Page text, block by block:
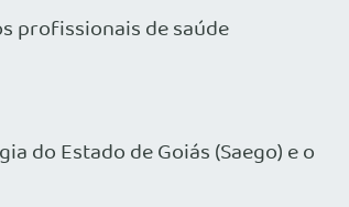
profissionais de saúde
do Estado de Goiás (Saego) e o